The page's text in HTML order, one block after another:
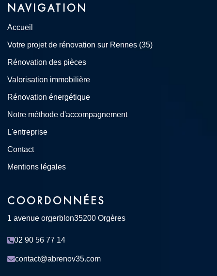
NAVIGATION
Accueil
Votre projet de rénovation sur Rennes (35)
Rénovation des pièces
Valorisation immobilière
Rénovation énergétique
Notre méthode d'accompagnement
L'entreprise
Contact
Mentions légales
COORDONNÉES
1 avenue orgerblon35200 Orgères
02 90 56 77 14
contact@abrenov35.com